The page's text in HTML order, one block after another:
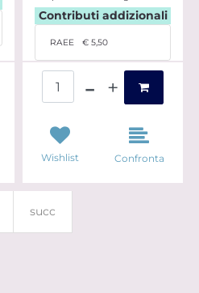
Contributi addizionali
RAEE € 5,50
Wishlist Confronta
succ